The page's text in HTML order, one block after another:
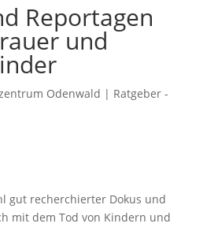
Reportagen
und
Odenwald | Ratgeber -
gut recherchierter Dokus und
mit dem Tod von Kindern und